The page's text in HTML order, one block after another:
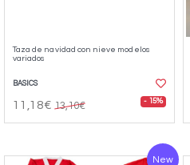
Taza de navidad con nieve modelos
variados
BASICS
11,18€ 13,10€ - 15%
New